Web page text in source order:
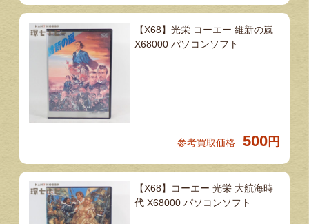
【X68】光栄 コーエー 維新の嵐
X68000 パソコンソフト
参考買取価格 500 円
【X68】コーエー 光栄 大航海時
代 X68000 パソコンソフト